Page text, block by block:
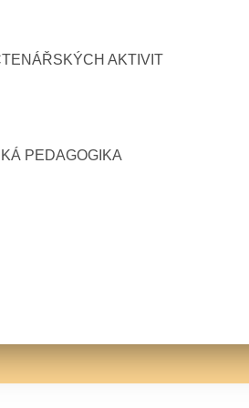
AKTIVIT
PEDAGOGIKA